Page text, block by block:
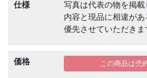
仕様
写真は代表の物を掲載
内容と現品に相違が
優先させていただきま
価格 この商品は売